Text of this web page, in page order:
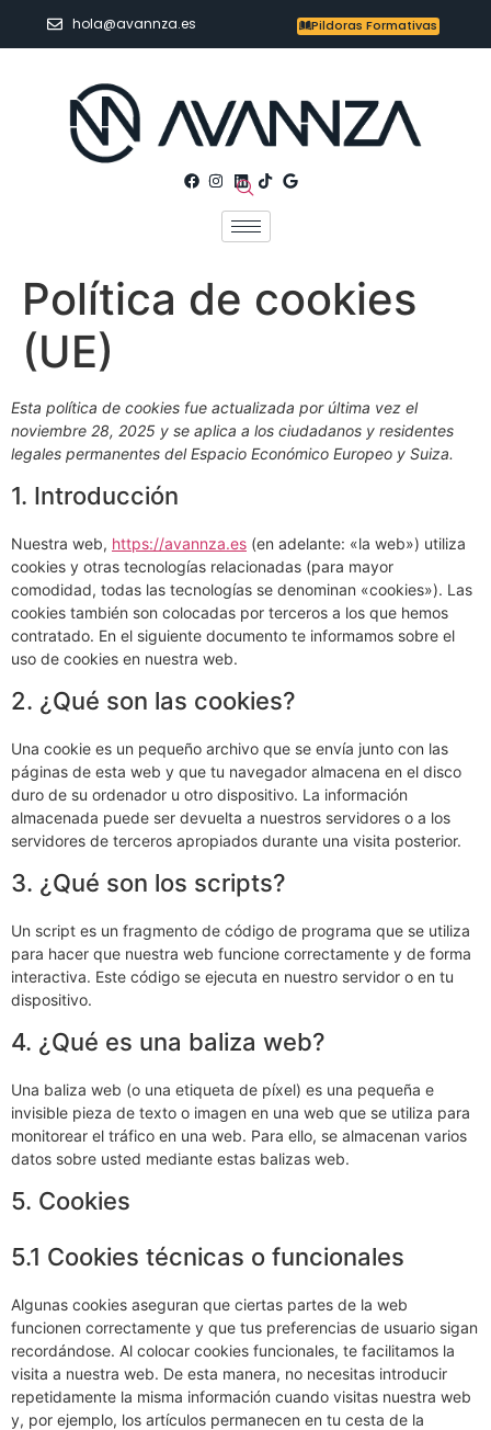
hola@avannza.es Pildoras Formativas
Política de cookies
(UE)
Esta política de cookies fue actualizada por última vez el
noviembre 28, 2025 y se aplica a los ciudadanos y residentes
legales permanentes del Espacio Económico Europeo y Suiza.
1. Introducción
Nuestra web, https://avannza.es (en adelante: «la web») utiliza
cookies y otras tecnologías relacionadas (para mayor
comodidad, todas las tecnologías se denominan «cookies»). Las
cookies también son colocadas por terceros a los que hemos
contratado. En el siguiente documento te informamos sobre el
uso de cookies en nuestra web.
2. ¿Qué son las cookies?
Una cookie es un pequeño archivo que se envía junto con las
páginas de esta web y que tu navegador almacena en el disco
duro de su ordenador u otro dispositivo. La información
almacenada puede ser devuelta a nuestros servidores o a los
servidores de terceros apropiados durante una visita posterior.
3. ¿Qué son los scripts?
Un script es un fragmento de código de programa que se utiliza
para hacer que nuestra web funcione correctamente y de forma
interactiva. Este código se ejecuta en nuestro servidor o en tu
dispositivo.
4. ¿Qué es una baliza web?
Una baliza web (o una etiqueta de píxel) es una pequeña e
invisible pieza de texto o imagen en una web que se utiliza para
monitorear el tráfico en una web. Para ello, se almacenan varios
datos sobre usted mediante estas balizas web.
5. Cookies
5.1 Cookies técnicas o funcionales
Algunas cookies aseguran que ciertas partes de la web
funcionen correctamente y que tus preferencias de usuario sigan
recordándose. Al colocar cookies funcionales, te facilitamos la
visita a nuestra web. De esta manera, no necesitas introducir
repetidamente la misma información cuando visitas nuestra web
y, por ejemplo, los artículos permanecen en tu cesta de la